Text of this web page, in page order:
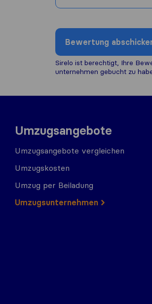
Bewertung
Sirelo ist berechtigt, Ihre
unternehmen gebucht zu
Umzugsangebote
Umzugsangebote vergleichen
Umzugskosten
Umzug per Beiladung
Umzugs​​unternehmen